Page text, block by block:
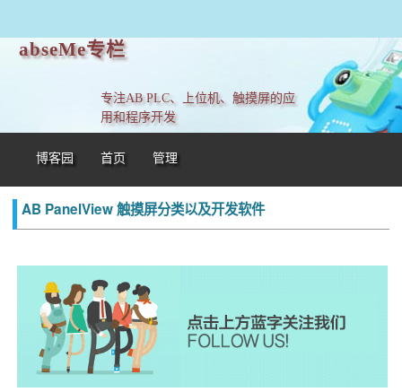
abseMe专栏
专注AB PLC、上位机、触摸屏的应
用和程序开发
博客园 首页 管理
AB PanelView 触摸屏分类以及开发软件